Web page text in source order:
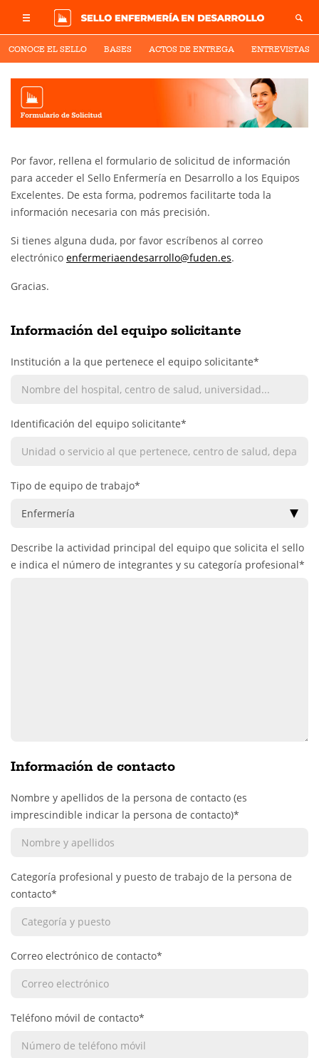
CONOCE EL SELLO BASES ACTOS DE ENTREGA ENTREVISTAS
Por favor, rellena el formulario de solicitud de información
para acceder el Sello Enfermería en Desarrollo a los Equipos
Excelentes. De esta forma, podremos facilitarte toda la
información necesaria con más precisión.
Si tienes alguna duda, por favor escríbenos al correo
electrónico enfermeriaendesarrollo@fuden.es.
Gracias.
Información del equipo solicitante
Institución a la que pertenece el equipo solicitante*
Identificación del equipo solicitante*
Tipo de equipo de trabajo*
Describe la actividad principal del equipo que solicita el sello
e indica el número de integrantes y su categoría profesional*
Información de contacto
Nombre y apellidos de la persona de contacto (es
imprescindible indicar la persona de contacto)*
Categoría profesional y puesto de trabajo de la persona de
contacto*
Correo electrónico de contacto*
Teléfono móvil de contacto*